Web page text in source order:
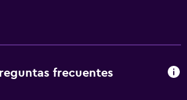
frecuentes